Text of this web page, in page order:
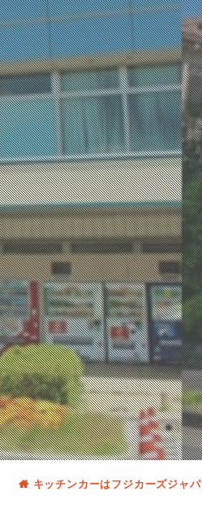
キッチンカーはフジカーズジャ